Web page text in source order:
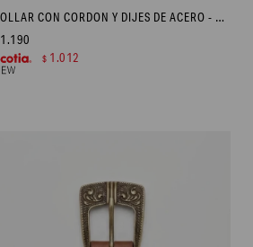
COLLAR CON CORDON Y DIJES DE ACERO - PLATEADO
1.190
$ 1.012